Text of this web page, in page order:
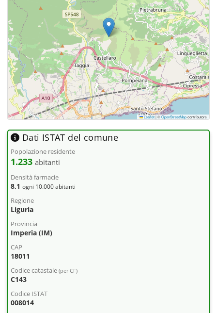
Leaflet|©OpenStreetMapcontributors
Dati ISTAT del comune
Popolazione residente
1.233 abitanti
Densità farmacie
8,1 ogni 10.000 abitanti
Regione
Liguria
Provincia
Imperia (IM)
CAP
18011
Codice catastale (per CF)
C143
Codice ISTAT
008014